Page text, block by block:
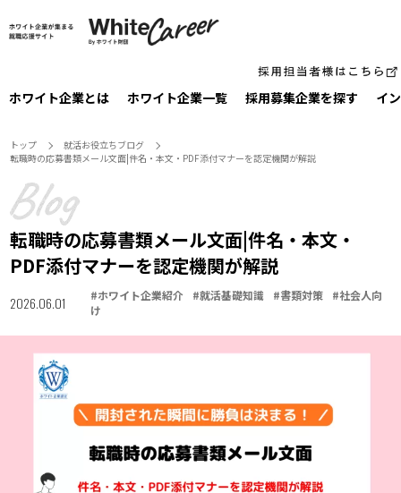
ホワイト企業とは ホワイト企業一覧 採⽤募集企業を探す イ
トップ
就活お役⽴ちブログ
転職時の応募書類メール文面|件名・本文・PDF添付マナーを認定機関が解説
転職時の応募書類メール文面|件名・本文・
PDF添付マナーを認定機関が解説
2026.06.01 #ホワイト企業紹介 #就活基礎知識 #書類対策 #社会人向
け